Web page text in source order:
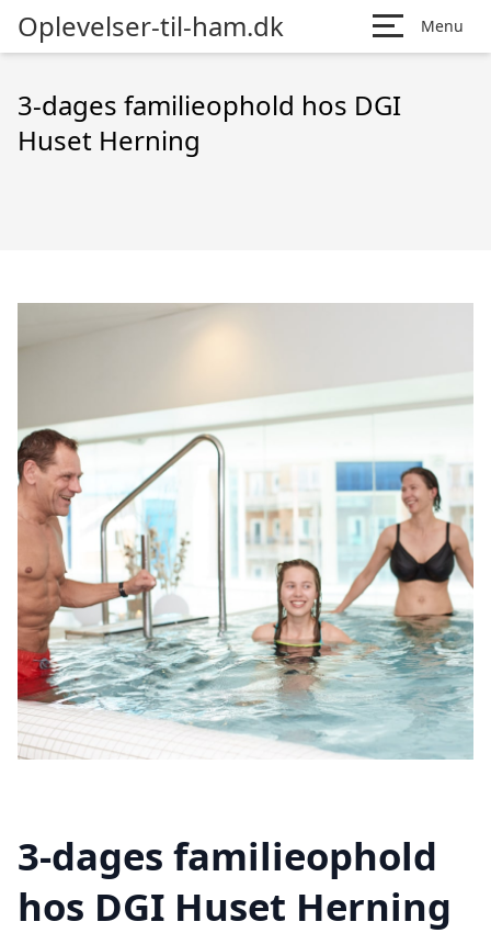
Oplevelser-til-ham.dk Menu
3-dages familieophold hos DGI
Huset Herning
3-dages familieophold
hos DGI Huset Herning